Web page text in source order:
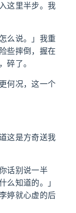
这里半步。我
么说。」我重
些摔倒，握在
碎了。
何况，这一个
这是方奇送我
话别说一半
么知道的。」
婷就心虚的后